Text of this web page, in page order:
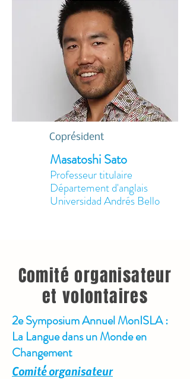
Coprésident
Masatoshi Sato
Professeur titulaire
Département d'anglais
Universidad Andrés Bello
Comité organisateur
et volontaires
2e Symposium Annuel MonISLA :
La Langue dans un Monde en
Changement
Comité organisateur